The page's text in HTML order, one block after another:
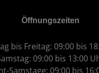
Öffnungszeiten
bis Freitag: 09:00 bis
09:00 bis 13:00
Samstage: 09:00 bis